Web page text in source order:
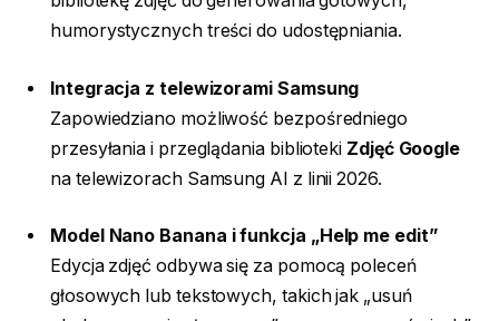
humorystycznych treści do udostępniania.
Integracja z telewizorami Samsung
Zapowiedziano możliwość bezpośredniego
przesyłania i przeglądania biblioteki Zdjęć Google
na telewizorach Samsung AI z linii 2026.
Model Nano Banana i funkcja „Help me edit”
Edycja zdjęć odbywa się za pomocą poleceń
głosowych lub tekstowych, takich jak „usuń